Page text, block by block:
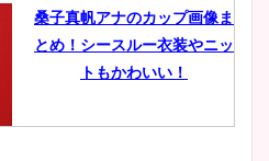
豊島実季アナのカップ画像ま
とめ！美脚や水着姿に年齢も
桑子真帆アナのカップ画像ま
とめ！シースルー衣装やニッ
トもかわいい！